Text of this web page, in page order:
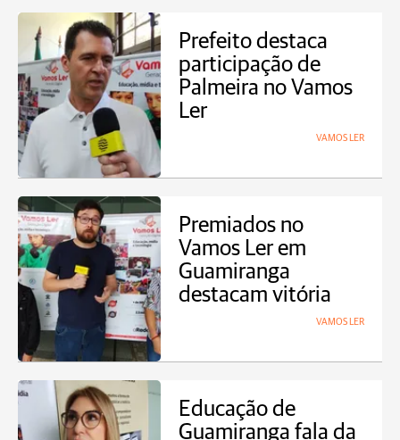
Prefeito destaca
participação de
Palmeira no Vamos
Ler
VAMOS LER
Premiados no
Vamos Ler em
Guamiranga
destacam vitória
VAMOS LER
Educação de
Guamiranga fala da